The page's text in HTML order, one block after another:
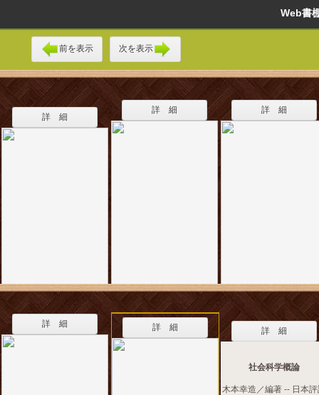
Web
前を表示 次を表示
詳 細
詳 細 詳 細
詳 細 詳 細 詳 細
社会科学概論
木本幸造／編著 -- 日本